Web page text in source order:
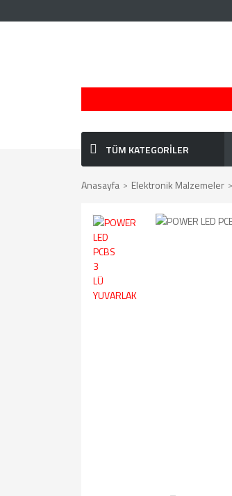
TÜM KATEGORİLER
Anasayfa Elektronik Malzemeler